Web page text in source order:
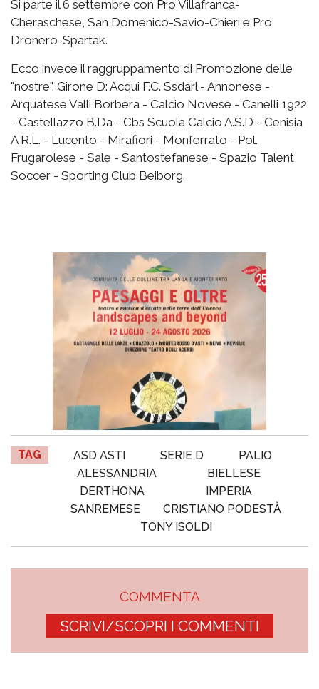
Si parte il 6 settembre con Pro Villafranca-
Cheraschese, San Domenico-Savio-Chieri e Pro
Dronero-Spartak.
Ecco invece il raggruppamento di Promozione delle
"nostre". Girone D: Acqui F.C. Ssdarl - Annonese -
Arquatese Valli Borbera - Calcio Novese - Canelli 1922
- Castellazzo B.Da - Cbs Scuola Calcio A.S.D - Cenisia
A R.L. - Lucento - Mirafiori - Monferrato - Pol.
Frugarolese - Sale - Santostefanese - Spazio Talent
Soccer - Sporting Club Beiborg.
TAG ASD ASTI SERIE D
PALIO
ALESSANDRIA
BIELLESE
DERTHONA
IMPERIA
SANREMESE
CRISTIANO PODESTÀ
TONY ISOLDI
COMMENTA
SCRIVI/SCOPRI I COMMENTI